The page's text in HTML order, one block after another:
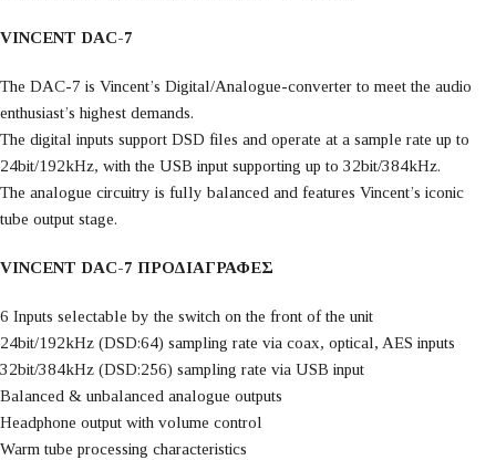
VINCENT DAC-7
The DAC-7 is Vincent’s Digital/Analogue-converter to meet the audio
enthusiast’s highest demands.
The digital inputs support DSD files and operate at a sample rate up to
24bit/192kHz, with the USB input supporting up to 32bit/384kHz.
The analogue circuitry is fully balanced and features Vincent’s iconic
tube output stage.
VINCENT DAC-7 ΠΡΟΔΙΑΓΡΑΦΕΣ
6 Inputs selectable by the switch on the front of the unit
24bit/192kHz (DSD:64) sampling rate via coax, optical, AES inputs
32bit/384kHz (DSD:256) sampling rate via USB input
Balanced & unbalanced analogue outputs
Headphone output with volume control
Warm tube processing characteristics